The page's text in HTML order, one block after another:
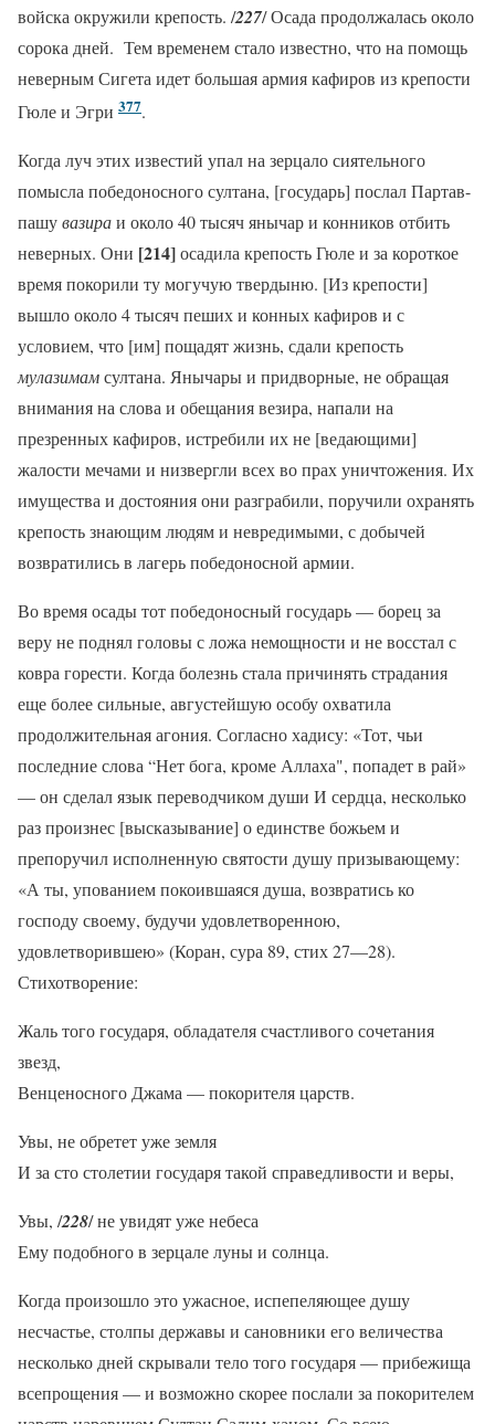
войска окружили крепость. /227/ Осада продолжалась около
сорока дней. Тем временем стало известно, что на помощь
неверным Сигета идет большая армия кафиров из крепости
Гюле и Эгри 377.
Когда луч этих известий упал на зерцало сиятельного
помысла победоносного султана, [государь] послал Партав-
пашувазираи около 40 тысяч янычар и конников отбить
неверных. Они [214]осадила крепость Гюле и за короткое
время покорили ту могучую твердыню. [Из крепости]
вышло около 4 тысяч пеших и конных кафиров и с
условием, что [им] пощадят жизнь, сдали крепость
мулазимамсултана. Янычары и придворные, не обращая
внимания на слова и обещания везира, напали на
презренных кафиров, истребили их не [ведающими]
жалости мечами и низвергли всех во прах уничтожения. Их
имущества и достояния они разграбили, поручили охранять
крепость знающим людям и невредимыми, с добычей
возвратились в лагерь победоносной армии.
Во время осады тот победоносный государь — борец за
веру не поднял головы с ложа немощности и не восстал с
ковра горести. Когда болезнь стала причинять страдания
еще более сильные, августейшую особу охватила
продолжительная агония. Согласно хадису: «Тот, чьи
последние слова “Нет бога, кроме Аллаха", попадет в рай»
— он сделал язык переводчиком души И сердца, несколько
раз произнес [высказывание] о единстве божьем и
препоручил исполненную святости душу призывающему:
«А ты, упованием покоившаяся душа, возвратись ко
господу своему, будучи удовлетворенною,
удовлетворившею» (Коран, сура 89, стих 27—28).
Стихотворение:
Жаль того государя, обладателя счастливого сочетания
звезд,
Венценосного Джама — покорителя царств.
Увы, не обретет уже земля
И за сто столетии государя такой справедливости и веры,
Увы, /228/ не увидят уже небеса
Ему подобного в зерцале луны и солнца.
Когда произошло это ужасное, испепеляющее душу
несчастье, столпы державы и сановники его величества
несколько дней скрывали тело того государя — прибежища
всепрощения — и возможно скорее послали за покорителем